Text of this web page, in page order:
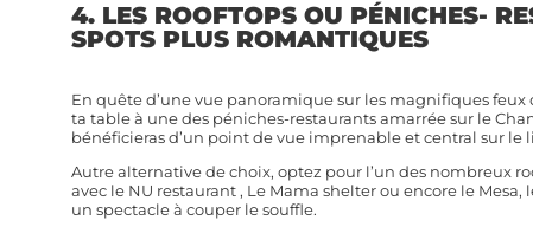
4. LES ROOFTOPS OU PÉNICHES-
SPOTS PLUS ROMANTIQUES
En quête d’une vue panoramique sur les magnifiques feux
ta table à une des péniches-restaurants amarrée sur le
bénéficieras d’un point de vue imprenable et central sur le
Autre alternative de choix, optez pour l’un des nombreux
avec le NU restaurant , Le Mama shelter ou encore le Mesa,
un spectacle à couper le souffle.